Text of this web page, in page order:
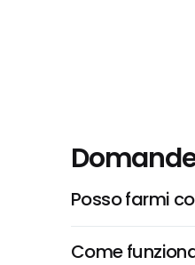
Posso farmi
Come